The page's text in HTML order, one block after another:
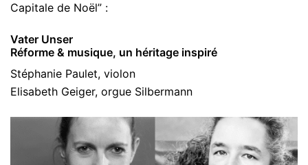
Capitale de Noël” :
Vater Unser
Réforme & musique, un héritage inspiré
Stéphanie Paulet, violon
Elisabeth Geiger, orgue Silbermann